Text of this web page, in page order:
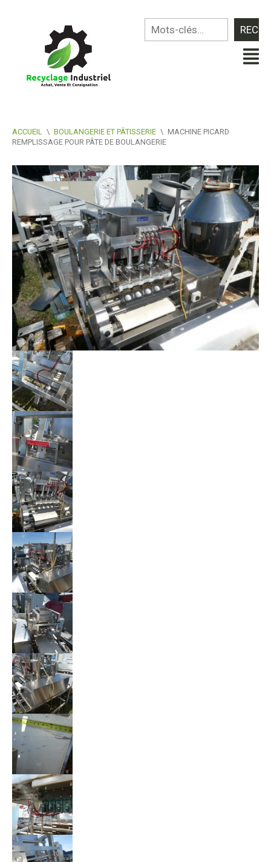
ACCUEIL \ BOULANGERIE ET PÂTISSERIE \ MACHINE PICARD
REMPLISSAGE POUR PÂTE DE BOULANGERIE